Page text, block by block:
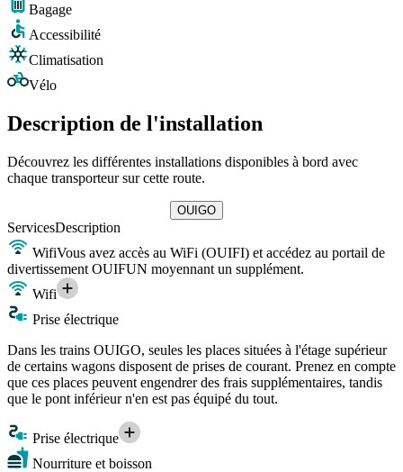
Bagage
Accessibilité
Climatisation
Vélo
Description de l'installation
Découvrez les différentes installations disponibles à bord avec
chaque transporteur sur cette route.
OUIGO
ServicesDescription
WifiVous avez accès au WiFi (OUIFI) et accédez au portail de
divertissement OUIFUN moyennant un supplément.
Wifi
Prise électrique
Dans les trains OUIGO, seules les places situées à l'étage supérieur
de certains wagons disposent de prises de courant. Prenez en compte
que ces places peuvent engendrer des frais supplémentaires, tandis
que le pont inférieur n'en est pas équipé du tout.
Prise électrique
Nourriture et boisson